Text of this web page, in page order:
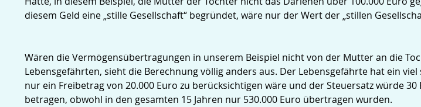
diesem Geld eine „stille Gesellschaft“ begründet, wäre nur der Wert der „stillen
Wären die Vermögensübertragungen in unserem Beispiel nicht von der Mutter an die
Lebensgefährten, sieht die Berechnung völlig anders aus. Der Lebensgefährte hat ein
nur ein Freibetrag von 20.000 Euro zu berücksichtigen wäre und der Steuersatz würde
betragen, obwohl in den gesamten 15 Jahren nur 530.000 Euro übertragen wurden.